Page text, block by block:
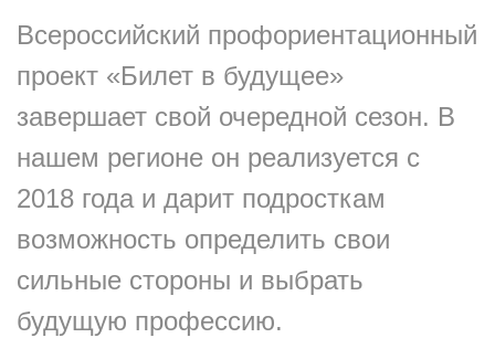
Всероссийский профориентационный
проект «Билет в будущее»
завершает свой очередной сезон. В
нашем регионе он реализуется с
2018 года и дарит подросткам
возможность определить свои
сильные стороны и выбрать
будущую профессию.